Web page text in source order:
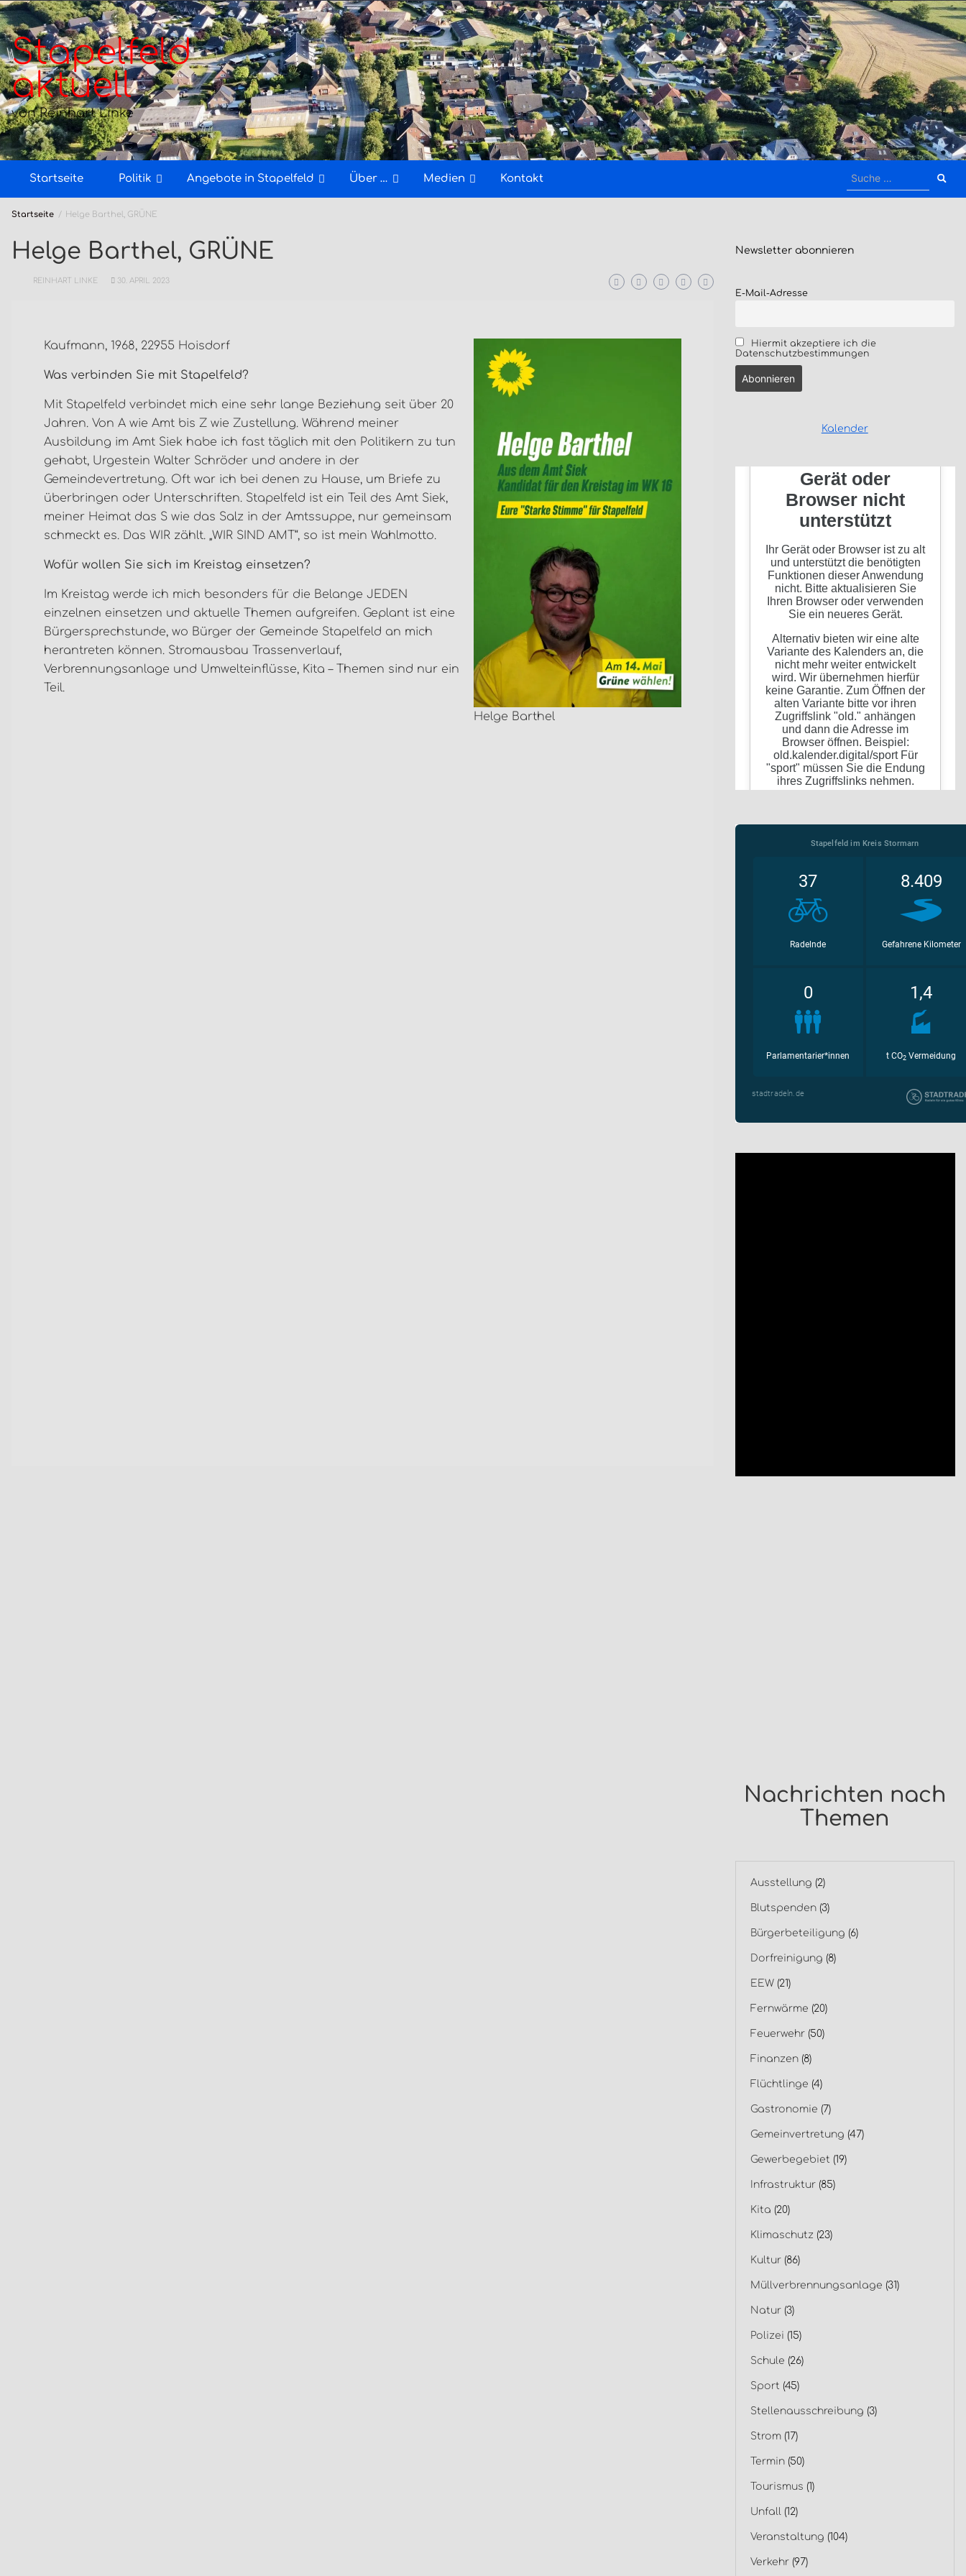
Zum
Inhalt
springen
Stapelfeld
aktuell
von Reinhart Linke
Startseite Politik Angebote in Stapelfeld Über … Medien Kontakt
Suche
Startseite Helge Barthel, GRÜNE
Helge Barthel, GRÜNE
REINHART LINKE 30. APRIL 2023
Helge Barthel
Kaufmann, 1968, 22955 Hoisdorf
Was verbinden Sie mit Stapelfeld?
Mit Stapelfeld verbindet mich eine sehr lange Beziehung seit über 20
Jahren. Von A wie Amt bis Z wie Zustellung. Während meiner
Ausbildung im Amt Siek habe ich fast täglich mit den Politikern zu tun
gehabt, Urgestein Walter Schröder und andere in der
Gemeindevertretung. Oft war ich bei denen zu Hause, um Briefe zu
überbringen oder Unterschriften. Stapelfeld ist ein Teil des Amt Siek,
meiner Heimat das S wie das Salz in der Amtssuppe, nur gemeinsam
schmeckt es. Das WIR zählt. „WIR SIND AMT“, so ist mein Wahlmotto.
Wofür wollen Sie sich im Kreistag einsetzen?
Im Kreistag werde ich mich besonders für die Belange JEDEN
einzelnen einsetzen und aktuelle Themen aufgreifen. Geplant ist eine
Bürgersprechstunde, wo Bürger der Gemeinde Stapelfeld an mich
herantreten können. Stromausbau Trassenverlauf,
Verbrennungsanlage und Umwelteinflüsse, Kita – Themen sind nur ein
Teil.
Newsletter abonnieren
E-Mail-Adresse
Hiermit akzeptiere ich die
Datenschutzbestimmungen
Kalender
Nachrichten nach
Themen
Ausstellung (2)
Blutspenden(3)
Bürgerbeteiligung (6)
Dorfreinigung (8)
EEW(21)
Fernwärme (20)
Feuerwehr(50)
Finanzen(8)
Flüchtlinge (4)
Gastronomie (7)
Gemeinvertretung (47)
Gewerbegebiet (19)
Infrastruktur(85)
Kita (20)
Klimaschutz (23)
Kultur(86)
Müllverbrennungsanlage (31)
Natur(3)
Polizei (15)
Schule (26)
Sport (45)
Stellenausschreibung (3)
Strom(17)
Termin(50)
Tourismus (1)
Unfall (12)
Veranstaltung (104)
Verkehr(97)